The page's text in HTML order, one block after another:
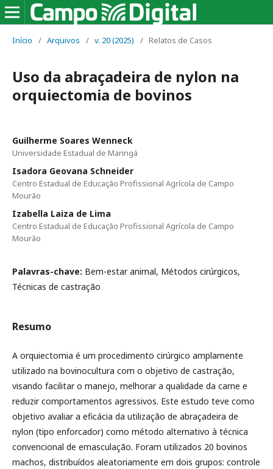
Início / Arquivos / v. 20 (2025) / Relatos de Casos
Uso da abraçadeira de nylon na
orquiectomia de bovinos
Guilherme Soares Wenneck
Universidade Estadual de Maringá
Isadora Geovana Schneider
Centro Estadual de Educação Profissional Agrícola de Campo
Mourão
Izabella Laiza de Lima
Centro Estadual de Educação Profissional Agrícola de Campo
Mourão
Palavras-chave: Bem-estar animal, Métodos cirúrgicos,
Técnicas de castração
Resumo
A orquiectomia é um procedimento cirúrgico amplamente
utilizado na bovinocultura com o objetivo de castração,
visando facilitar o manejo, melhorar a qualidade da carne e
reduzir comportamentos agressivos. Este estudo teve como
objetivo avaliar a eficácia da utilização de abraçadeira de
nylon (tipo enforcador) como método alternativo à técnica
convencional de emasculação. Foram utilizados 20 bovinos
machos, distribuídos aleatoriamente em dois grupos: controle